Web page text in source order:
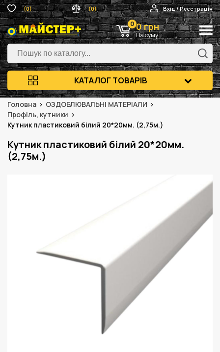
(0) (0) Вхід / Реєстрація
0 0 грн
На суму
КАТАЛОГ ТОВАРІВ
Головна
ОЗДОБЛЮВАЛЬНІ МАТЕРІАЛИ
Профіль, кутники
Кутник пластиковий білий 20*20мм. (2,75м.)
Кутник пластиковий білий 20*20мм.
(2,75м.)